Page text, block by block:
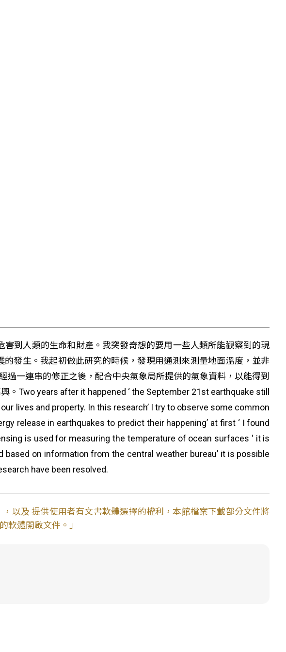
到人類的生命和財產。我突發奇想的要用一些人類所能觀察到的現
發生。我起初做此研究的時候，發現用通測來測量地面溫度，並非
過一連串的修正之後，配合中央氣象局所提供的氣象資料，以能得到
Two years after it happened ‘ the September 21st earthquake still
lives and property. In this research’ I try to observe some common
release in earthquakes to predict their happening’ at first ‘ I found
is used for measuring the temperature of ocean surfaces ‘ it is
on information from the central weather bureau’ it is possible
have been resolved.
以及 提供使用者有文書軟體選擇的權利，本館檔案下載部分文件將
軟體開啟文件。」